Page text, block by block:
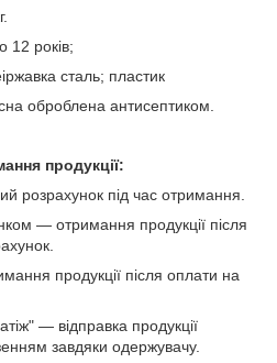
12 років;
сталь; пластик
оброблена антисептиком.
продукції:
розрахунок під час отримання.
— отримання продукції після
продукції після оплати на
— відправка продукції
завдяки одержувачу.